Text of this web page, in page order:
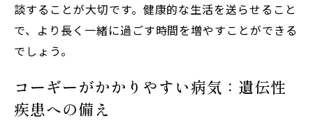
談することが大切です。健康的な生活を送らせること
で、より長く一緒に過ごす時間を増やすことができる
でしょう。
コーギーがかかりやすい病気：遺伝性
疾患への備え